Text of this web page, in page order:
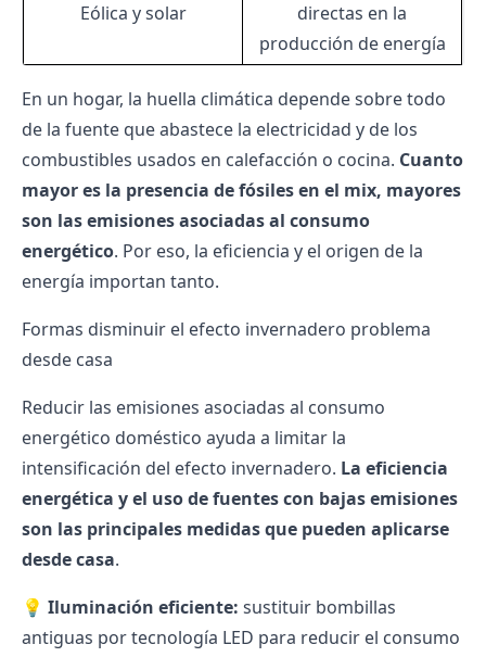
Eólica y solar
directas en la
producción de energía
En un hogar, la huella climática depende sobre todo
de la fuente que abastece la electricidad y de los
combustibles usados en calefacción o cocina. Cuanto
mayor es la presencia de fósiles en el mix, mayores
son las emisiones asociadas al consumo
energético. Por eso, la eficiencia y el origen de la
energía importan tanto.
Formas disminuir el efecto invernadero problema
desde casa
Reducir las emisiones asociadas al consumo
energético doméstico ayuda a limitar la
intensificación del efecto invernadero. La eficiencia
energética y el uso de fuentes con bajas emisiones
son las principales medidas que pueden aplicarse
desde casa.
💡 Iluminación eficiente: sustituir bombillas
antiguas por tecnología LED para reducir el consumo